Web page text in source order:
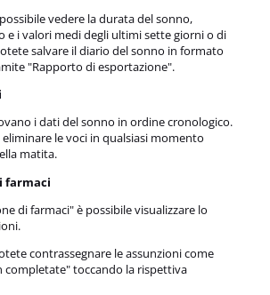
vedere la durata del sonno,
e i valori medi degli ultimi sette giorni o di
salvare il diario del sonno in formato
"Rapporto di esportazione".
i dati del sonno in ordine cronologico.
le voci in qualsiasi momento
matita.
farmaci
di farmaci" è possibile visualizzare lo
contrassegnare le assunzioni come
toccando la rispettiva